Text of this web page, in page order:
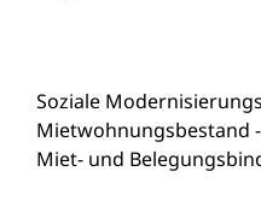
Soziale
Mietwohnungsbestand
Miet- und